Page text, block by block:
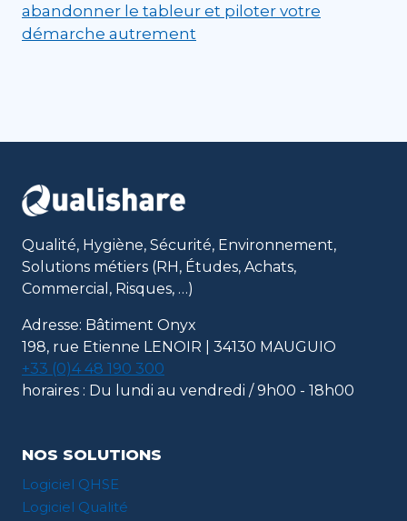
abandonner le tableur et piloter votre
démarche autrement
Qualité, Hygiène, Sécurité, Environnement,
Solutions métiers (RH, Études, Achats,
Commercial, Risques, …)
Adresse: Bâtiment Onyx
198, rue Etienne LENOIR | 34130 MAUGUIO
+33 (0)4 48 190 300
horaires : Du lundi au vendredi / 9h00 - 18h00
NOS SOLUTIONS
Logiciel QHSE
Logiciel Qualité